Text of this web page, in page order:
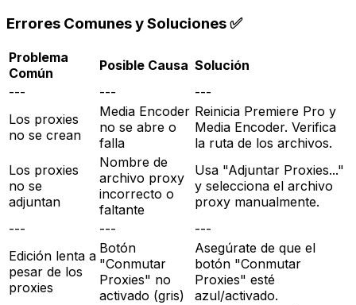
Errores Comunes y Soluciones ✅
Problema
Común
Posible Causa Solución
---
---
---
Los proxies
no se crean
Media Encoder
no se abre o
falla
Reinicia Premiere Pro y
Media Encoder. Verifica
la ruta de los archivos.
Los proxies
no se
adjuntan
Nombre de
archivo proxy
incorrecto o
faltante
Usa "Adjuntar Proxies..."
y selecciona el archivo
proxy manualmente.
---
---
---
Edición lenta a
pesar de los
proxies
Botón
"Conmutar
Proxies" no
activado (gris)
Asegúrate de que el
botón "Conmutar
Proxies" esté
azul/activado.